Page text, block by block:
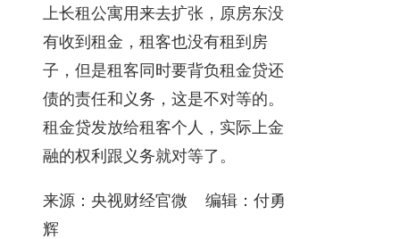
上长租公寓用来去扩张，原房东没
有收到租金，租客也没有租到房
子，但是租客同时要背负租金贷还
债的责任和义务，这是不对等的。
租金贷发放给租客个人，实际上金
融的权利跟义务就对等了。
来源：央视财经官微
编辑：付勇
辉